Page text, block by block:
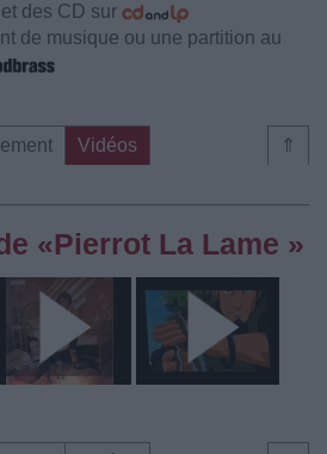
des CD sur
de musique ou une partition au
⇑
Vidéos
«Pierrot La Lame »